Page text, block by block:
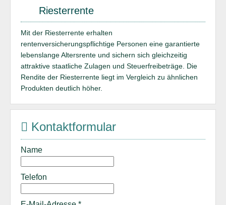
Riesterrente
Mit der Riesterrente erhalten
rentenversicherungspflichtige Personen eine garantierte
lebenslange Altersrente und sichern sich gleichzeitig
attraktive staatliche Zulagen und Steuerfreibeträge. Die
Rendite der Riesterrente liegt im Vergleich zu ähnlichen
Produkten deutlich höher.
Kontaktformular
Name
Telefon